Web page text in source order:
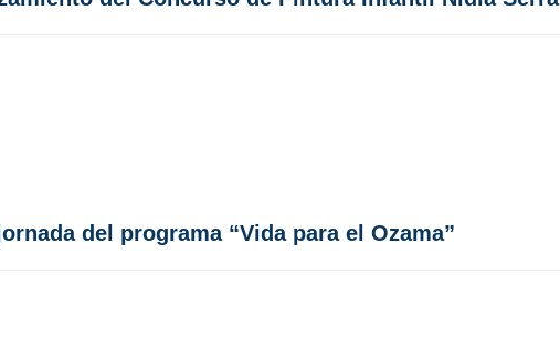
del programa “Vida para el Ozama”